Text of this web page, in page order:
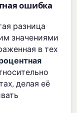
ошибка
разница
значениями
в тех
делая её